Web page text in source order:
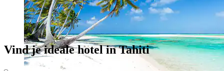
Vind je ideale hotel in Tahiti